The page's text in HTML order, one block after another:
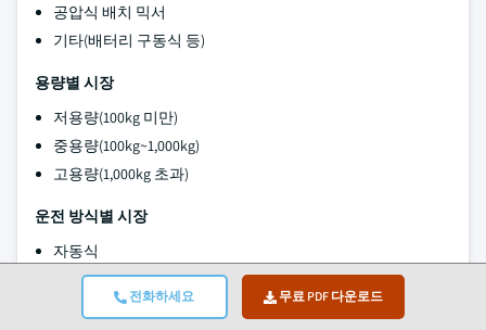
전화하세요 무료 PDF 다운로드
공압식 배치 믹서
기타(배터리 구동식 등)
용량별 시장
저용량(100kg 미만)
중용량(100kg~1,000kg)
고용량(1,000kg 초과)
운전 방식별 시장
자동식
반자동식